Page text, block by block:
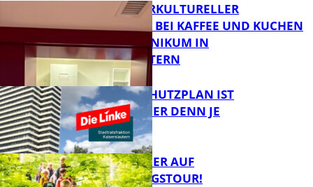
FB News
FB Gesundheit
NEUER INTERKULTURELLER
TREFFPUNKT BEI KAFFEE UND KUCHEN
IM PFALZKLINIKUM IN
KAISERSLAUTERN
EIN HITZESCHUTZPLAN IST
NOTWENDIGER DENN JE
MIT DEM JÄGER AUF
ENTDECKUNGSTOUR!